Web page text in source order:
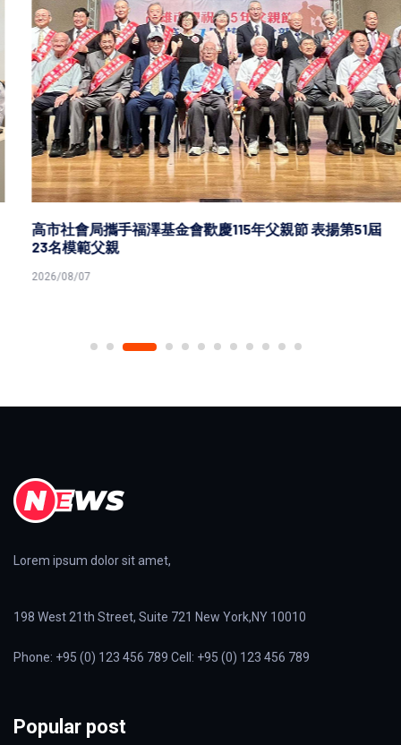
高市社會局攜手福澤基金會歡慶115年父親節 表揚第51屆
23名模範父親
2026/08/07
Lorem ipsum dolor sit amet,
198 West 21th Street, Suite 721 New York,NY 10010
Phone: +95 (0) 123 456 789 Cell: +95 (0) 123 456 789
Popular post